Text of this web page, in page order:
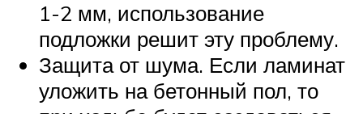
1-2 мм, использование
подложки решит эту проблему.
Защита от шума. Если ламинат
уложить на бетонный пол, то